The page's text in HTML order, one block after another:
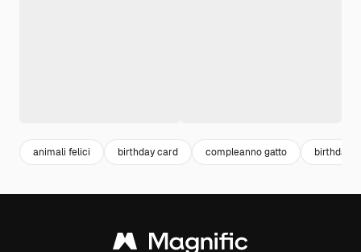
animali felici birthday card compleanno gatto birthday